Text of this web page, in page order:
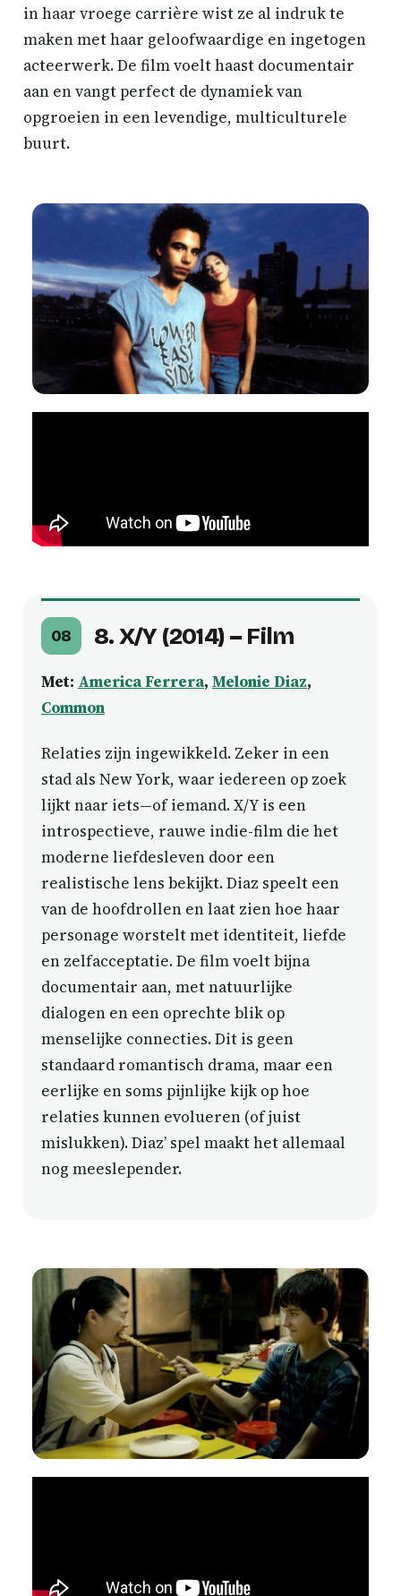
in haar vroege carrière wist ze al indruk te
maken met haar geloofwaardige en ingetogen
acteerwerk. De film voelt haast documentair
aan en vangt perfect de dynamiek van
opgroeien in een levendige, multiculturele
buurt.
08 8. X/Y (2014) – Film
Met: America Ferrera, Melonie Diaz,
Common
Relaties zijn ingewikkeld. Zeker in een
stad als New York, waar iedereen op zoek
lijkt naar iets—of iemand. X/Y is een
introspectieve, rauwe indie-film die het
moderne liefdesleven door een
realistische lens bekijkt. Diaz speelt een
van de hoofdrollen en laat zien hoe haar
personage worstelt met identiteit, liefde
en zelfacceptatie. De film voelt bijna
documentair aan, met natuurlijke
dialogen en een oprechte blik op
menselijke connecties. Dit is geen
standaard romantisch drama, maar een
eerlijke en soms pijnlijke kijk op hoe
relaties kunnen evolueren (of juist
mislukken). Diaz’ spel maakt het allemaal
nog meeslepender.